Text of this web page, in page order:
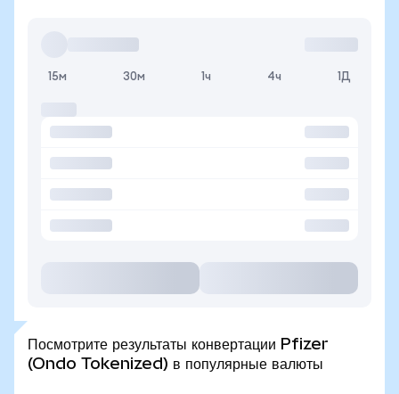
15м 30м 1ч 4ч 1Д
Посмотрите результаты конвертации Pfizer
(Ondo Tokenized) в популярные валюты